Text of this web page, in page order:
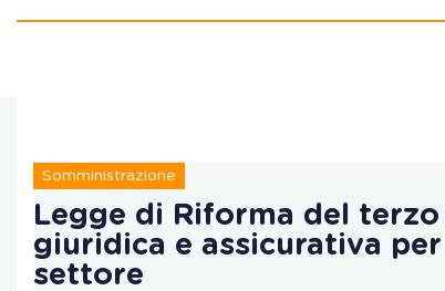
Somministrazione
Legge di Riforma del
giuridica e assicurativa
settore